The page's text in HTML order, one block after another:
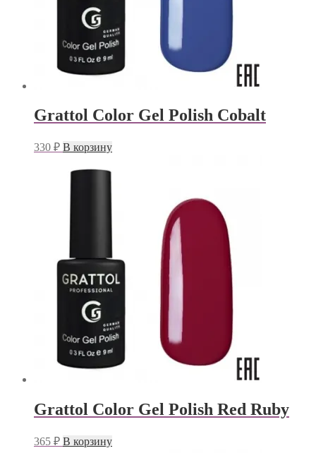
Grattol Color Gel Polish Cobalt
330 ₽ В корзину
Grattol Color Gel Polish Red Ruby
365 ₽ В корзину